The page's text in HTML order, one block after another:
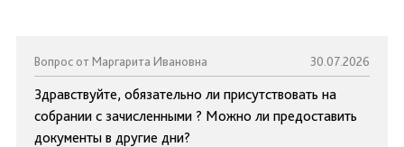
Вопрос от Маргарита Ивановна 30.07.2026
Здравствуйте, обязательно ли присутствовать на
собрании с зачисленными ? Можно ли предоставить
документы в другие дни?